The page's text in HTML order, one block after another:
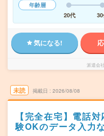
年齢層
20代
気になる!
派遣会社
未読 掲載日 2026/08/08
【完全在宅】電話
験OKのデータ入力